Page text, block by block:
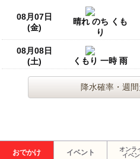
08月07日
(金)
晴れ のち くも
り
08月08日
(土)
くもり 一時 雨
降水確率・週
おでかけ イベント
オンラ
イベ